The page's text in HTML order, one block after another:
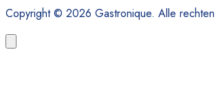
Copyright © 2026 Gastronique. Alle